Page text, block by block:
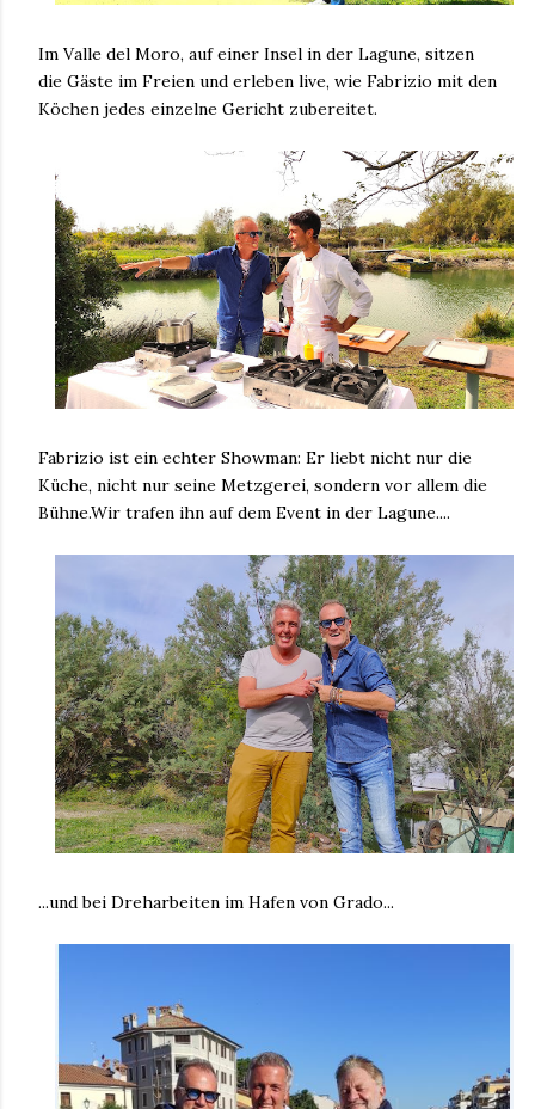
Im Valle del Moro, auf einer Insel in der Lagune, sitzen
die Gäste im Freien und erleben live, wie Fabrizio mit den
Köchen jedes einzelne Gericht zubereitet.
Fabrizio ist ein echter Showman: Er liebt nicht nur die
Küche, nicht nur seine Metzgerei, sondern vor allem die
Bühne.Wir trafen ihn auf dem Event in der Lagune....
...und bei Dreharbeiten im Hafen von Grado...